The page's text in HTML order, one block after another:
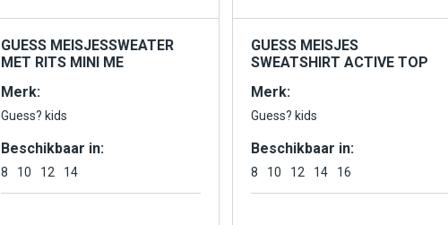
GUESS MEISJESSWEATER
MET RITS MINI ME
Merk:
Guess? kids
Beschikbaar in:
8 10 12 14
GUESS MEISJES
SWEATSHIRT ACTIVE TOP
Merk:
Guess? kids
Beschikbaar in:
8 10 12 14 16